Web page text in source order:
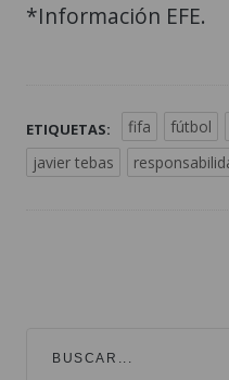
*Información EFE.
ETIQUETAS: fifa fútbol
javier tebas